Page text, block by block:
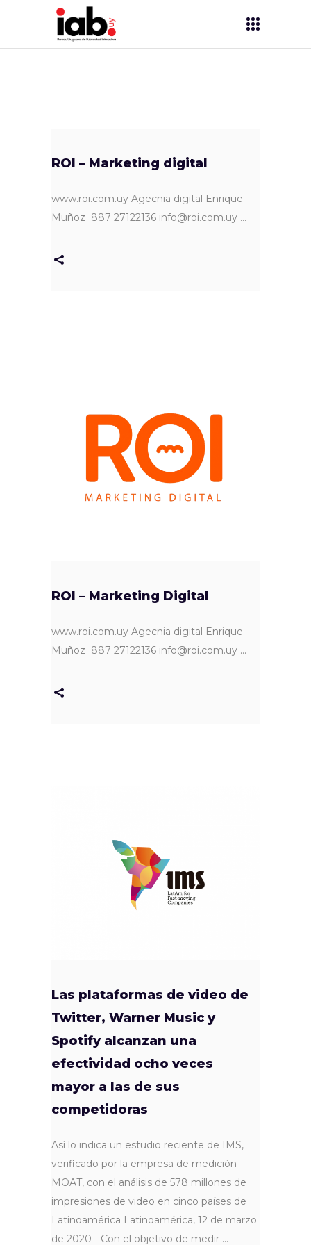
ROI – Marketing digital
www.roi.com.uy Agecnia digital Enrique
Muñoz 887 27122136 info@roi.com.uy
ROI – Marketing Digital
www.roi.com.uy Agecnia digital Enrique
Muñoz 887 27122136 info@roi.com.uy
Las plataformas de video de
Twitter, Warner Music y
Spotify alcanzan una
efectividad ocho veces
mayor a las de sus
competidoras
Así lo indica un estudio reciente de IMS,
verificado por la empresa de medición
MOAT, con el análisis de 578 millones de
impresiones de video en cinco países de
Latinoamérica Latinoamérica, 12 de marzo
de 2020 - Con el objetivo de medir